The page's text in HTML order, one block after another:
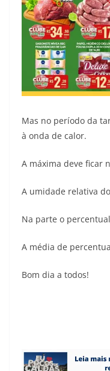
Mas no período da
à onda de calor.
A máxima deve ficar
A umidade relativa
Na parte o
A média de
Bom dia a todos!